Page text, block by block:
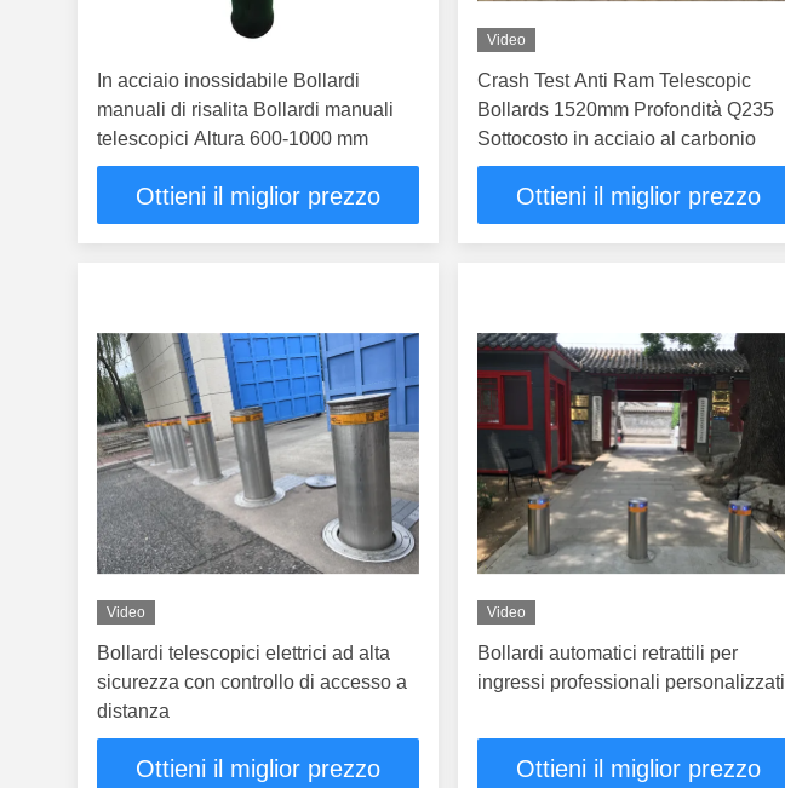
In acciaio inossidabile Bollardi
manuali di risalita Bollardi manuali
telescopici Altura 600-1000 mm
Ottieni il miglior prezzo
Video
Crash Test Anti Ram Telescopic
Bollards 1520mm Profondità Q235
Sottocosto in acciaio al carbonio
Ottieni il miglior prezzo
Video
Bollardi telescopici elettrici ad alta
sicurezza con controllo di accesso a
distanza
Ottieni il miglior prezzo
Video
Bollardi automatici retrattili per
ingressi professionali personalizzati
Ottieni il miglior prezzo